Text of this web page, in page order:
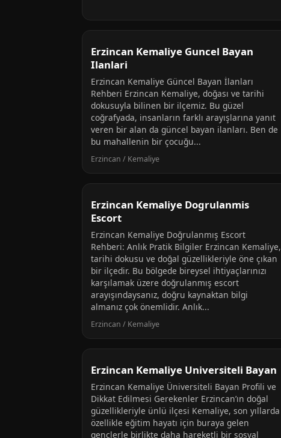
Erzincan Kemaliye Guncel Bayan
Ilanlari
Erzincan Kemaliye Güncel Bayan İlanları
Rehberi Erzincan Kemaliye, doğası ve tarihi
dokusuyla bilinen bir ilçemiz. Bu güzel
coğrafyada, insanların farklı arayışlarına yanıt
veren bir alan da güncel bayan ilanları. Ben de
bu mahallenin bir çocuğu...
Erzincan / Kemaliye
Erzincan Kemaliye Dogrulanmis
Escort
Erzincan Kemaliye Doğrulanmış Escort
Rehberi: Anlık Pratik Bilgiler Erzincan Kemaliye,
tarihi dokusu ve doğal güzellikleriyle öne çıkan
bir ilçedir. Bu bölgede bireysel ihtiyaçlarınızı
karşılamak üzere doğrulanmış escort
arayışındaysanız, doğru kaynaktan bilgi
almanız çok önemlidir. Anlık...
Erzincan / Kemaliye
Erzincan Kemaliye Universiteli Bayan
Erzincan Kemaliye Üniversiteli Bayan Profili ve
Dikkat Edilmesi Gerekenler Erzincan’ın doğal
güzellikleriyle ünlü ilçesi Kemaliye, son yıllarda
özellikle eğitim hayatı için buraya gelen
gençlerle birlikte daha hareketli bir sosyal